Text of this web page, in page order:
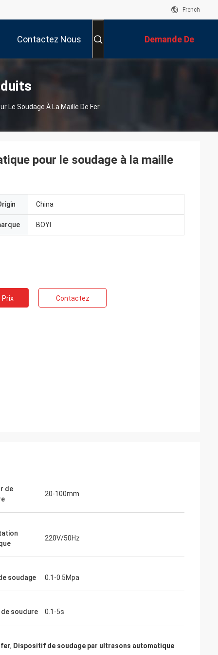
French
Contactez Nous Demande De
Soumission
Le Soudage À La Maille De Fer
de votre
autre pièce
pour le soudage à la maille
China
BOYI
Prix Contactez
de
20-100mm
220V/50Hz
soudage 0.1-0.5Mpa
de soudure 0.1-5s
, Dispositif de soudage par ultrasons automatique